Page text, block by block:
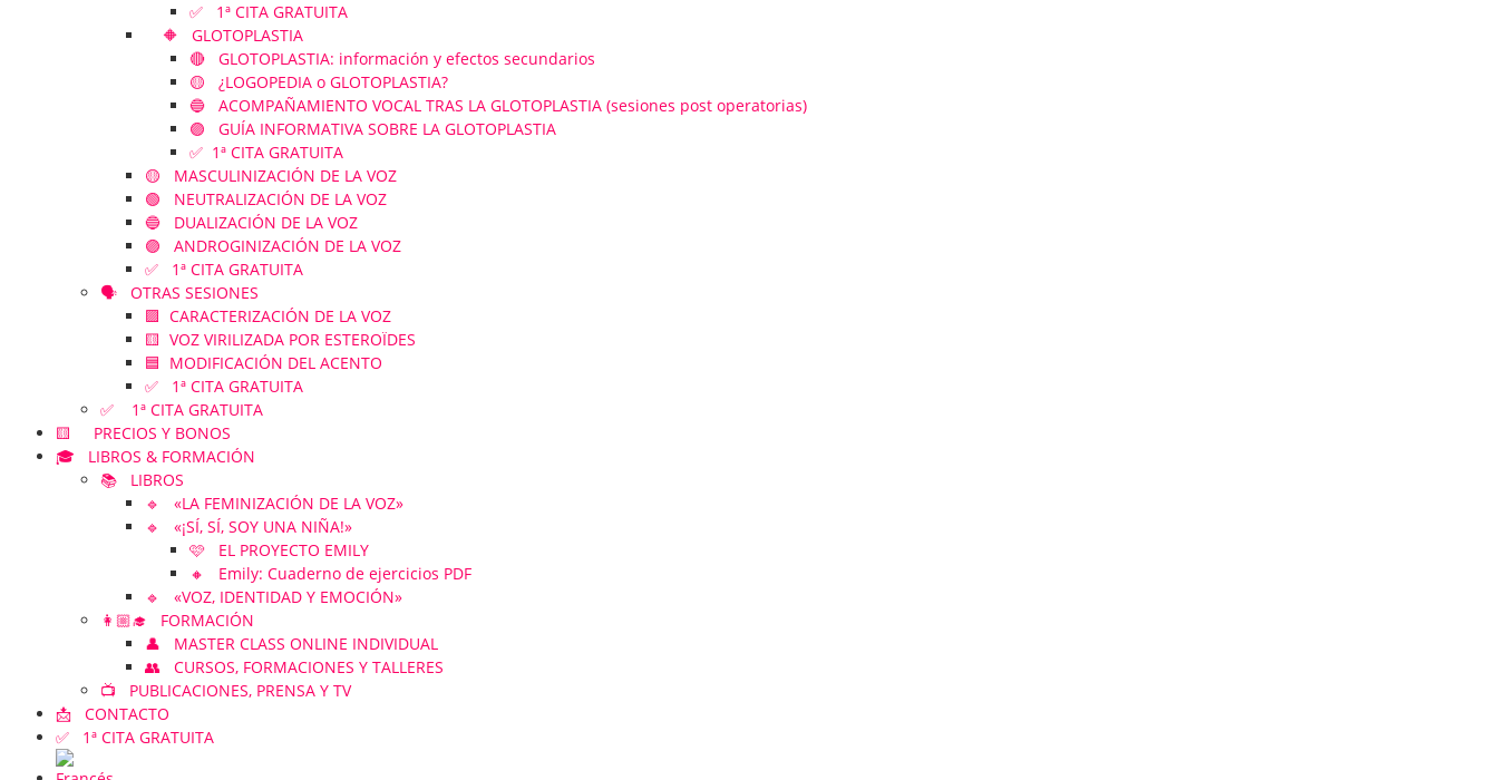
✅ 1ª CITA GRATUITA
🔶 GLOTOPLASTIA
🔴 GLOTOPLASTIA: información y efectos secundarios
🟡 ¿LOGOPEDIA o GLOTOPLASTIA?
🔵 ACOMPAÑAMIENTO VOCAL TRAS LA GLOTOPLASTIA (sesiones post operatorias)
🟣 GUÍA INFORMATIVA SOBRE LA GLOTOPLASTIA
✅ 1ª CITA GRATUITA
🟡 MASCULINIZACIÓN DE LA VOZ
🟢 NEUTRALIZACIÓN DE LA VOZ
🔵 DUALIZACIÓN DE LA VOZ
🟣 ANDROGINIZACIÓN DE LA VOZ
✅ 1ª CITA GRATUITA
🗣️ OTRAS SESIONES
🟪 CARACTERIZACIÓN DE LA VOZ
🟨 VOZ VIRILIZADA POR ESTEROÏDES
🟦 MODIFICACIÓN DEL ACENTO
✅ 1ª CITA GRATUITA
✅ 1ª CITA GRATUITA
🟨 PRECIOS Y BONOS
🎓 LIBROS & FORMACIÓN
📚 LIBROS
🔹 «LA FEMINIZACIÓN DE LA VOZ»
🔹 «¡SÍ, SÍ, SOY UNA NIÑA!»
🩷 EL PROYECTO EMILY
🔸 Emily: Cuaderno de ejercicios PDF
🔹 «VOZ, IDENTIDAD Y EMOCIÓN»
👩🏼‍🎓 FORMACIÓN
👤 MASTER CLASS ONLINE INDIVIDUAL
👥 CURSOS, FORMACIONES Y TALLERES
📺 PUBLICACIONES, PRENSA Y TV
📩 CONTACTO
✅ 1ª CITA GRATUITA